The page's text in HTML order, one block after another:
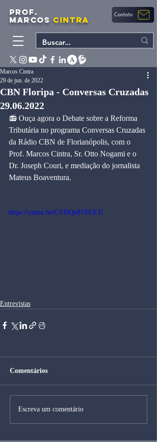
PROF.
MARCOS CINTRA Contato
CBN Floripa - Conversas Cruzadas
29.06.2022
Marcos Cintra
29 de jun. de 2022
📻 Ouça agora o Debate sobre a Reforma
Tributária no programa Conversas Cruzadas
da Rádio CBN de Florianópolis, com o
Prof. Marcos Cintra, Sr. Otto Nogami e o
Dr. Joseph Couri, e mediação do jornalista
Mateus Boaventura.
https://youtu.be/GVDQx8VhULU
Entrevistas
Comentários
Escreva um comentário